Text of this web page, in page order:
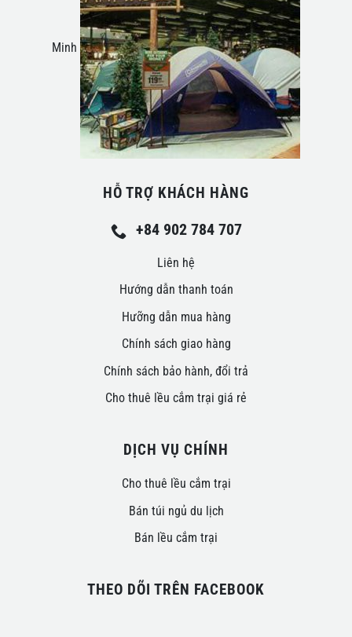
Minh
HỖ TRỢ KHÁCH HÀNG
+84 902 784 707
Liên hệ
Hướng dẫn thanh toán
Hưỡng dẫn mua hàng
Chính sách giao hàng
Chính sách bảo hành, đổi trả
Cho thuê lều cắm trại giá rẻ
DỊCH VỤ CHÍNH
Cho thuê lều cắm trại
Bán túi ngủ du lịch
Bán lều cắm trại
THEO DÕI TRÊN FACEBOOK